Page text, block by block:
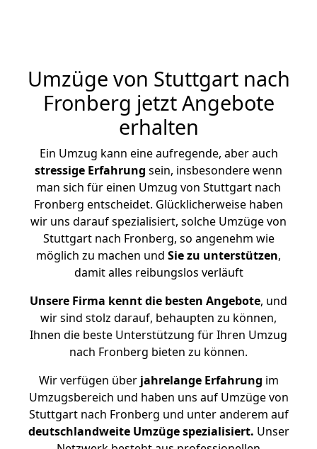
Umzüge von Stuttgart nach
Fronberg jetzt Angebote
erhalten
Ein Umzug kann eine aufregende, aber auch
stressige Erfahrung sein, insbesondere wenn
man sich für einen Umzug von Stuttgart nach
Fronberg entscheidet. Glücklicherweise haben
wir uns darauf spezialisiert, solche Umzüge von
Stuttgart nach Fronberg, so angenehm wie
möglich zu machen und Sie zu unterstützen,
damit alles reibungslos verläuft
Unsere Firma kennt die besten Angebote, und
wir sind stolz darauf, behaupten zu können,
Ihnen die beste Unterstützung für Ihren Umzug
nach Fronberg bieten zu können.
Wir verfügen überjahrelange Erfahrung im
Umzugsbereich und haben uns auf Umzüge von
Stuttgart nach Fronberg und unter anderem auf
deutschlandweite Umzüge spezialisiert. Unser